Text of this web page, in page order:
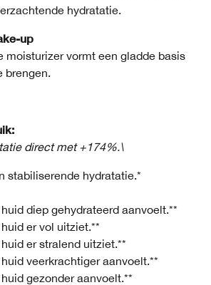
hydratatie.
up
moisturizer vormt een gladde basis
brengen.
direct met +174%.\
stabiliserende hydratatie.*
diep gehydrateerd aanvoelt.**
er vol uitziet.**
er stralend uitziet.**
veerkrachtiger aanvoelt.**
gezonder aanvoelt.**